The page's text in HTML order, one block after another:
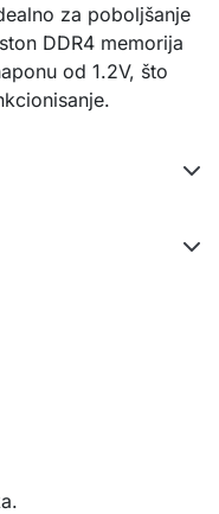
za poboljšanje
DDR4 memorija
od 1.2V, što